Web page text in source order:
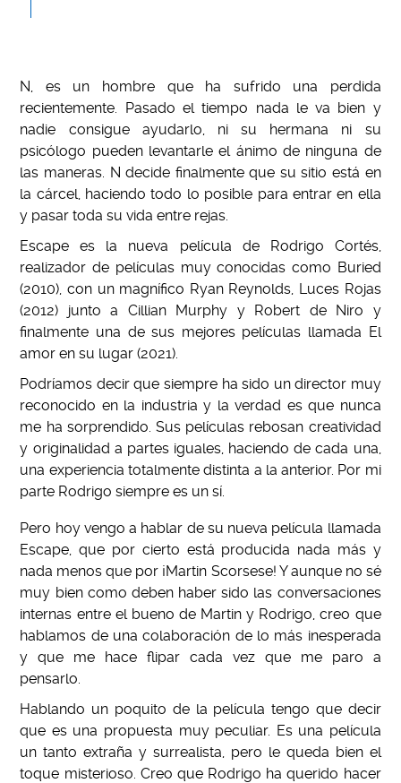
N, es un hombre que ha sufrido una perdida
recientemente. Pasado el tiempo nada le va bien y
nadie consigue ayudarlo, ni su hermana ni su
psicólogo pueden levantarle el ánimo de ninguna de
las maneras. N decide finalmente que su sitio está en
la cárcel, haciendo todo lo posible para entrar en ella
y pasar toda su vida entre rejas.
Escape es la nueva película de Rodrigo Cortés,
realizador de películas muy conocidas como Buried
(2010), con un magnífico Ryan Reynolds, Luces Rojas
(2012) junto a Cillian Murphy y Robert de Niro y
finalmente una de sus mejores películas llamada El
amor en su lugar (2021).
Podríamos decir que siempre ha sido un director muy
reconocido en la industria y la verdad es que nunca
me ha sorprendido. Sus películas rebosan creatividad
y originalidad a partes iguales, haciendo de cada una,
una experiencia totalmente distinta a la anterior. Por mi
parte Rodrigo siempre es un sí.
Pero hoy vengo a hablar de su nueva película llamada
Escape, que por cierto está producida nada más y
nada menos que por ¡Martin Scorsese! Y aunque no sé
muy bien como deben haber sido las conversaciones
internas entre el bueno de Martin y Rodrigo, creo que
hablamos de una colaboración de lo más inesperada
y que me hace flipar cada vez que me paro a
pensarlo.
Hablando un poquito de la película tengo que decir
que es una propuesta muy peculiar. Es una película
un tanto extraña y surrealista, pero le queda bien el
toque misterioso. Creo que Rodrigo ha querido hacer